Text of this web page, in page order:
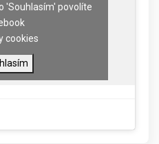
'Souhlasím' povolíte
cookies